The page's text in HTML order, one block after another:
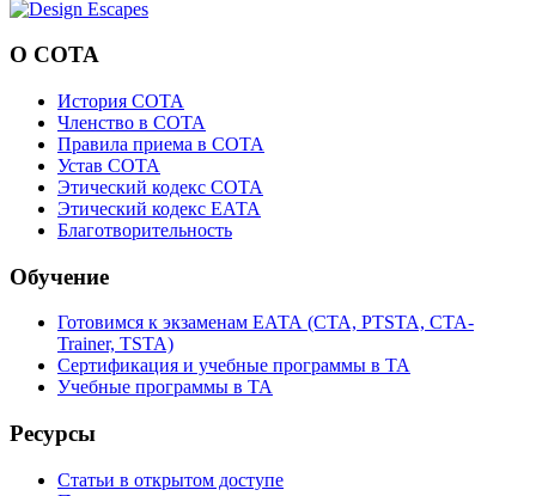
О СОТА
История СОТА
Членство в СОТА
Правила приема в СОТА
Устав СОТА
Этический кодекс СОТА
Этический кодекс ЕАТА
Благотворительность
Обучение
Готовимся к экзаменам ЕАТА (СТА, PTSTA, СТА-
Trainer, TSTA)
Сертификация и учебные программы в ТА
Учебные программы в ТА
Ресурсы
Статьи в открытом доступе